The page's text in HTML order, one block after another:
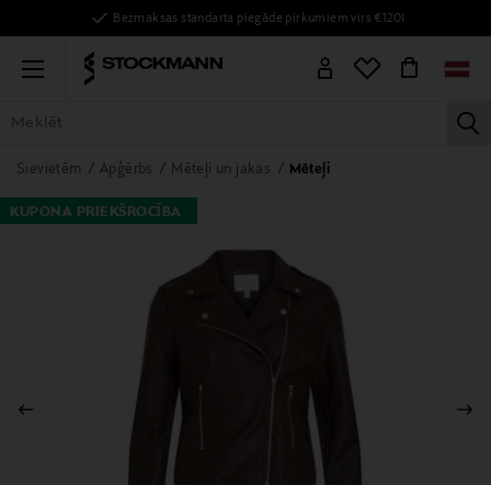
Bezmaksas standarta piegāde pirkumiem virs €120!
Menu
VISAS PRECES SIEVIETĒM VĪRIEŠIEM
Sievietēm Apģērbs Mēteļi un jakas Mēteļi
KUPONA PRIEKŠROCĪBA